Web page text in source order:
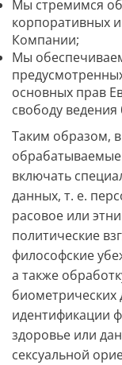
Мы стремимся
корпоративных
Компании;
Мы
основных прав
свободу
Таким образом,
включать
данных, т. е.
расовое или
политические
философские
а также
биометрических
идентификации
здоровье или
сексуальной